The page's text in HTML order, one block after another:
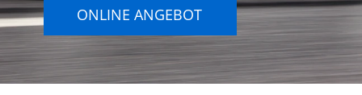
ONLINE ANGEBOT